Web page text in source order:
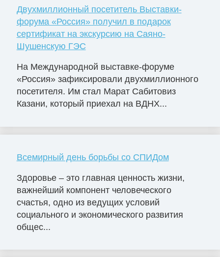
Двухмиллионный посетитель Выставки-
форума «Россия» получил в подарок
сертификат на экскурсию на Саяно-
Шушенскую ГЭС
На Международной выставке-форуме
«Россия» зафиксировали двухмиллионного
посетителя. Им стал Марат Сабитовиз
Казани, который приехал на ВДНХ...
Всемирный день борьбы со СПИДом
Здоровье – это главная ценность жизни,
важнейший компонент человеческого
счастья, одно из ведущих условий
социального и экономического развития
общес...